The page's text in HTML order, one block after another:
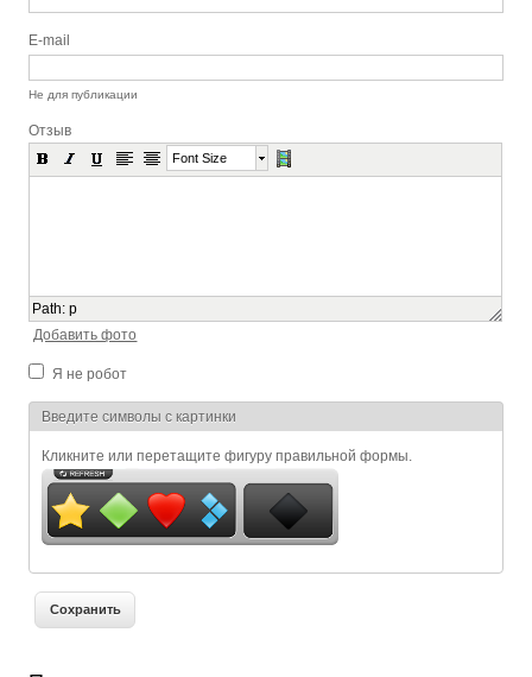
E-mail
Не для публикации
Отзыв
Font Size
Path:p
Добавить фото
Я не робот
Я спамер
Введите символы с картинки
Кликните или перетащите фигуру правильной формы.